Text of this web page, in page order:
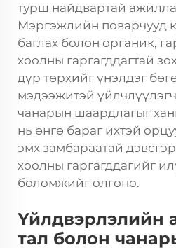
турш найдвартай
Мэргэжлийн поварчууд
баглах болон органик,
хоолны гаргагддагтай
дүр төрхийг үнэлдэг
мэдээжитэй
чанарын шаардлагыг
нь өнгө бараг ихтэй
эмх замбараатай
хоолны гаргагддагийг
боломжийг олгоно.
Үйлдвэрлэлийн
тал болон